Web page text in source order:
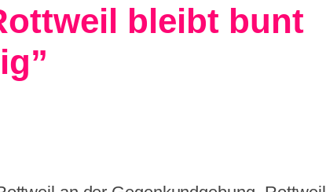
bleibt bunt